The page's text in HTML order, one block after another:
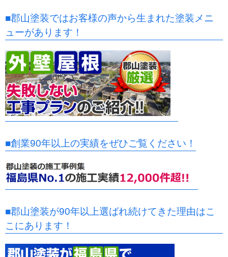
■郡山塗装ではお客様の声から生まれた塗装メニ
ューがあります！
■創業90年以上の実績をぜひご覧ください！
■郡山塗装が90年以上選ばれ続けてきた理由はこ
こにあります！